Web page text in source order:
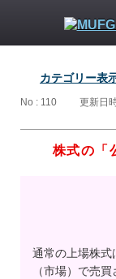
カテゴリー表
No : 110 更新日
株式の「
通常の上場株式
（市場）で売